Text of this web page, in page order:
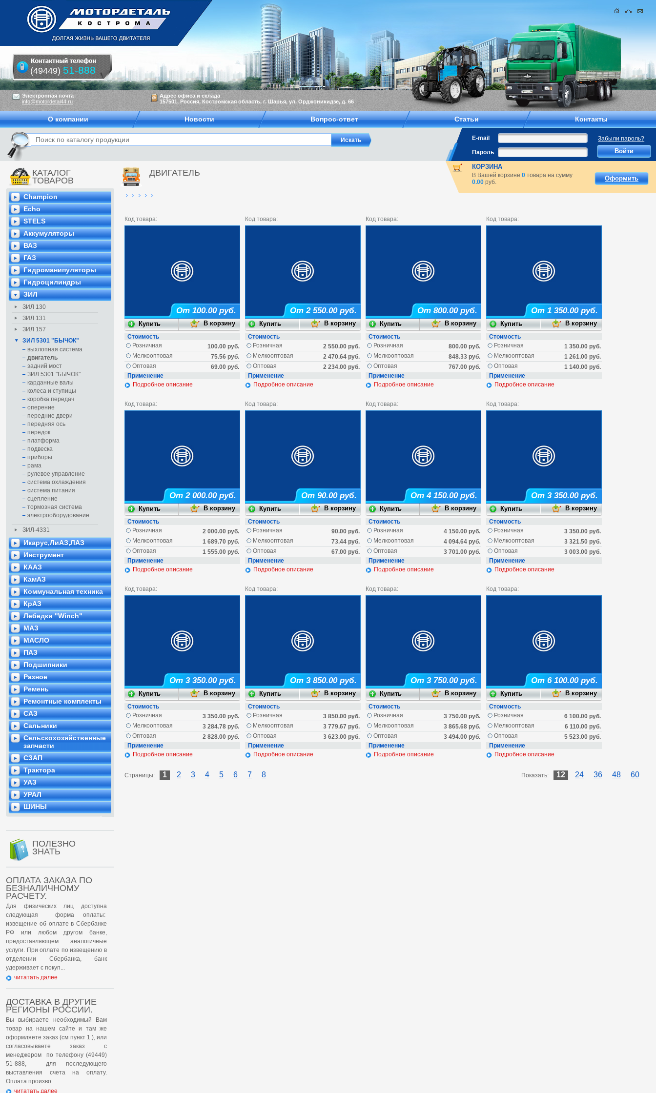
КАТАЛОГ
ТОВАРОВ
Champion
Echo
STELS
Аккумуляторы
ВАЗ
ГАЗ
Гидроманипуляторы
Гидроцилиндры
ЗИЛ
ЗИЛ 130
ЗИЛ 131
ЗИЛ 157
ЗИЛ 5301 "БЫЧОК"
выхлопная система
двигатель
задний мост
ЗИЛ 5301 "БЫЧОК"
карданные валы
колеса и ступицы
коробка передач
оперение
передние двери
передняя ось
передок
платформа
подвеска
приборы
рама
рулевое управление
система охлаждения
система питания
сцепление
тормозная система
электрооборудование
ЗИЛ-4331
Икарус,ЛиАЗ,ЛАЗ
Инструмент
КААЗ
КамАЗ
Коммунальная техника
КрАЗ
Лебедки "Winch"
МАЗ
МАСЛО
ПАЗ
Подшипники
Разное
Ремень
Ремонтные комплекты
САЗ
Сальники
Сельскохозяйственные
запчасти
СЗАП
Трактора
УАЗ
УРАЛ
ШИНЫ
ПОЛЕЗНО
ЗНАТЬ
ОПЛАТА ЗАКАЗА ПО
БЕЗНАЛИЧНОМУ
РАСЧЕТУ.
Для физических лиц доступна
следующая форма оплаты:
извещение об оплате в Сбербанке
РФ или любом другом банке,
предоставляющем аналогичные
услуги. При оплате по извещению в
отделении Сбербанка, банк
удерживает с покуп...
читатать далее
ДОСТАВКА В ДРУГИЕ
РЕГИОНЫ РОССИИ.
Вы выбираете необходимый Вам
товар на нашем сайте и там же
оформляете заказ (см пункт 1.), или
согласовываете заказ с
менеджером по телефону (49449)
51-888, для последующего
выставления счета на оплату.
Оплата произво...
читатать далее
ДВИГАТЕЛЬ
Код товара:
От 100.00 руб.
Стоимость
100.00 руб.
Розничная
75.56 руб.
Мелкооптовая
69.00 руб.
Оптовая
Применение
Подробное описание
Код товара:
От 2 550.00 руб.
Стоимость
2 550.00 руб.
Розничная
2 470.64 руб.
Мелкооптовая
2 234.00 руб.
Оптовая
Применение
Подробное описание
Код товара:
От 800.00 руб.
Стоимость
800.00 руб.
Розничная
848.33 руб.
Мелкооптовая
767.00 руб.
Оптовая
Применение
Подробное описание
Код товара:
От 1 350.00 руб.
Стоимость
1 350.00 руб.
Розничная
1 261.00 руб.
Мелкооптовая
1 140.00 руб.
Оптовая
Применение
Подробное описание
Код товара:
От 2 000.00 руб.
Стоимость
2 000.00 руб.
Розничная
1 689.70 руб.
Мелкооптовая
1 555.00 руб.
Оптовая
Применение
Подробное описание
Код товара:
От 90.00 руб.
Стоимость
90.00 руб.
Розничная
73.44 руб.
Мелкооптовая
67.00 руб.
Оптовая
Применение
Подробное описание
Код товара:
От 4 150.00 руб.
Стоимость
4 150.00 руб.
Розничная
4 094.64 руб.
Мелкооптовая
3 701.00 руб.
Оптовая
Применение
Подробное описание
Код товара:
От 3 350.00 руб.
Стоимость
3 350.00 руб.
Розничная
3 321.50 руб.
Мелкооптовая
3 003.00 руб.
Оптовая
Применение
Подробное описание
Код товара:
От 3 350.00 руб.
Стоимость
3 350.00 руб.
Розничная
3 284.78 руб.
Мелкооптовая
2 828.00 руб.
Оптовая
Применение
Подробное описание
Код товара:
От 3 850.00 руб.
Стоимость
3 850.00 руб.
Розничная
3 779.67 руб.
Мелкооптовая
3 623.00 руб.
Оптовая
Применение
Подробное описание
Код товара:
От 3 750.00 руб.
Стоимость
3 750.00 руб.
Розничная
3 865.68 руб.
Мелкооптовая
3 494.00 руб.
Оптовая
Применение
Подробное описание
Код товара:
От 6 100.00 руб.
Стоимость
6 100.00 руб.
Розничная
6 110.00 руб.
Мелкооптовая
5 523.00 руб.
Оптовая
Применение
Подробное описание
Страницы: 1 2 3 4 5 6 7 8 Показать: 12 24 36 48 60
Электронная почта
info@motordetal44.ru
Адрес офиса и склада
157501, Россия, Костромская область, г. Шарья, ул. Орджоникидзе, д. 66
(49449) 51-888
О компании Новости Вопрос-ответ Статьи Контакты
E-mail
Забыли пароль?
Пароль
КОРЗИНА
В Вашей корзине0 товара на сумму
0.00 руб. Оформить